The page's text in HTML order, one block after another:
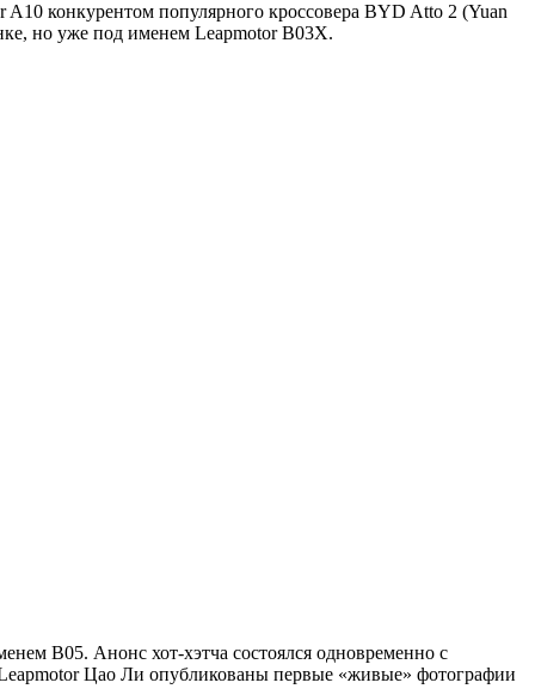
конкурентом популярного кроссовера BYD Atto 2 (Yuan
но уже под именем Leapmotor B03X.
B05. Анонс хот-хэтча состоялся одновременно с
Leapmotor Цао Ли опубликованы первые «живые» фотографии